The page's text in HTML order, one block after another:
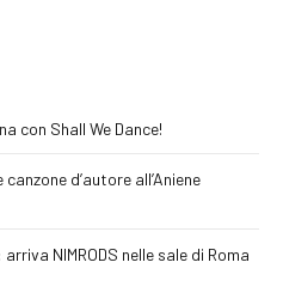
con Shall We Dance!
d’autore all’Aniene
NIMRODS nelle sale di Roma